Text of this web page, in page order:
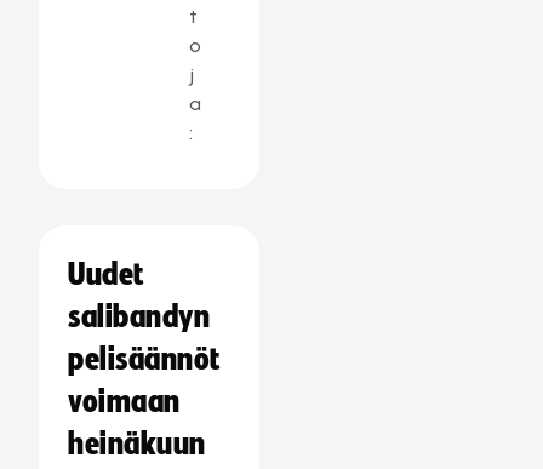
t
o
j
a
:
Uudet
salibandyn
pelisäännöt
voimaan
heinäkuun